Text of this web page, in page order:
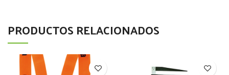
PRODUCTOS RELACIONADOS